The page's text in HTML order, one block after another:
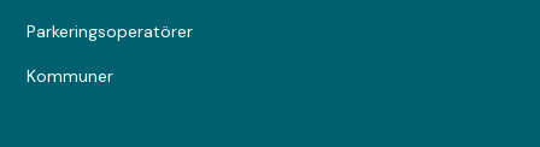
Parkeringsoperatörer
Kommuner